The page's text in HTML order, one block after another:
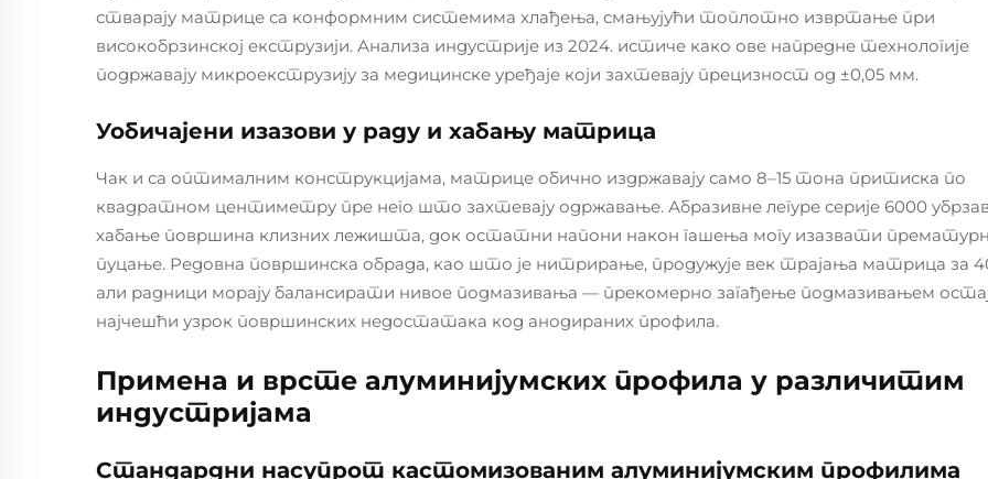
стварају матрице са конформним системима хлађења, смањујући топлотно извртање при
високобрзинској екструзији. Анализа индустрије из 2024. истиче како ове напредне технологије
подржавају микроекструзију за медицинске уређаје који захтевају прецизност од ±0,05 мм.
Уобичајени изазови у раду и хабању матрица
Чак и са оптималним конструкцијама, матрице обично издржавају само 8–15 тона притиска по
квадратном центиметру пре него што захтевају одржавање. Абразивне легуре серије 6000
хабање површина клизних лежишта, док остатни напони након гашења могу изазвати
пуцање. Редовна површинска обрада, као што је нитрирање, продужује век трајања матрица за
али радници морају балансирати нивое подмазивања — прекомерно загађење подмазивањем
најчешћи узрок површинских недостатака код анодираних профила.
Примена и врсте алуминијумских профила у различитим
индустријама
Стандардни насупрот кастомизованим алуминијумским профилима